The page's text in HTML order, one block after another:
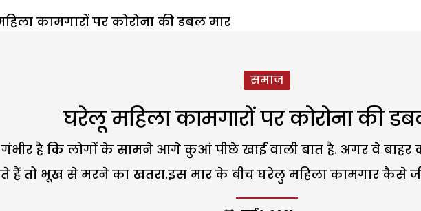
कामगारों पर कोरोना की डबल मार
समाज
घरेलू महिला कामगारों पर कोरोना की
है कि लोगों के सामने आगे कुआं पीछे खाई वाली बात है. अगर वे बाहर
तो भूख से मरने का खतरा.इस मार के बीच घरेलु महिला कामगार कैसे जीवन